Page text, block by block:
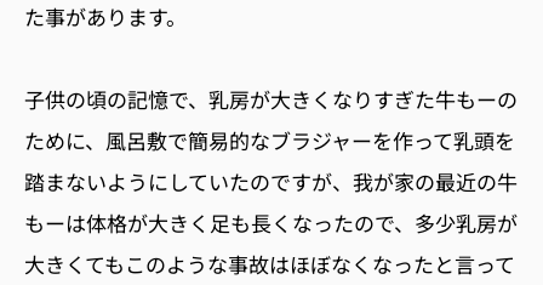
た事があります。
子供の頃の記憶で、乳房が大きくなりすぎた牛もーの
ために、風呂敷で簡易的なブラジャーを作って乳頭を
踏まないようにしていたのですが、我が家の最近の牛
もーは体格が大きく足も長くなったので、多少乳房が
大きくてもこのような事故はほぼなくなったと言って